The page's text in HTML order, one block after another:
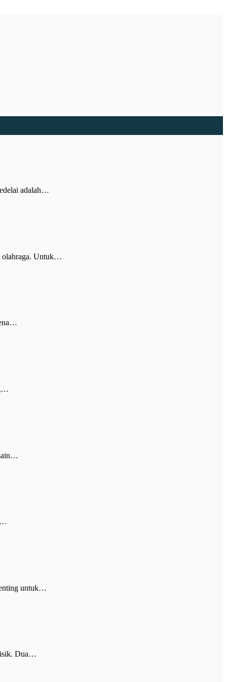
adalah…
olahraga. Untuk…
untuk…
fisik. Dua…